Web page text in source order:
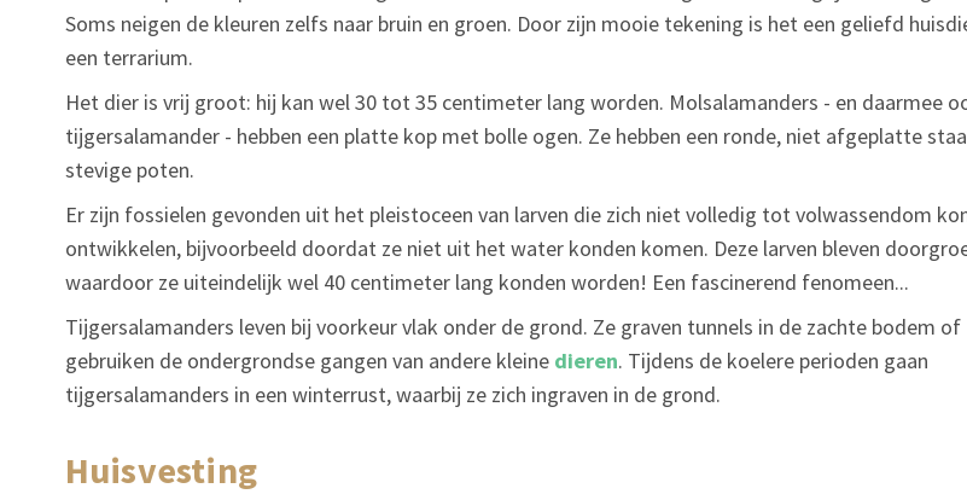
Soms neigen de kleuren zelfs naar bruin en groen. Door zijn mooie tekening is het een geliefd
een terrarium.
Het dier is vrij groot: hij kan wel 30 tot 35 centimeter lang worden. Molsalamanders - en daarmee
tijgersalamander - hebben een platte kop met bolle ogen. Ze hebben een ronde, niet afgeplatte
stevige poten.
Er zijn fossielen gevonden uit het pleistoceen van larven die zich niet volledig tot volwassendom
ontwikkelen, bijvoorbeeld doordat ze niet uit het water konden komen. Deze larven bleven
waardoor ze uiteindelijk wel 40 centimeter lang konden worden! Een fascinerend fenomeen...
Tijgersalamanders leven bij voorkeur vlak onder de grond. Ze graven tunnels in de zachte bodem of
gebruiken de ondergrondse gangen van andere kleine dieren. Tijdens de koelere perioden gaan
tijgersalamanders in een winterrust, waarbij ze zich ingraven in de grond.
huisvesting